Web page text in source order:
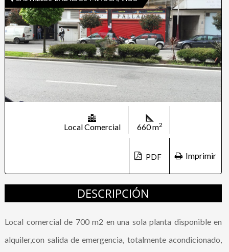
Local Comercial 660 m2
Imprimir
DESCRIPCIÓN
Local comercial de 700 m2 en una sola planta disponible en
alquiler,con salida de emergencia, totalmente acondicionado,